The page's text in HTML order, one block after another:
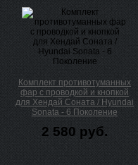
Комплект противотуманных
фар с проводкой и кнопкой
для Хендай Соната / Hyundai
Sonata - 6 Поколение
2 580 руб.